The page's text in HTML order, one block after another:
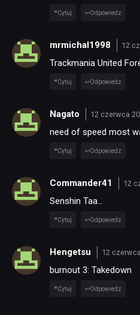
Cytuj Odpowiedz
mrmichal1998 12
Trackmania United
Cytuj Odpowiedz
Nagato 12 czerwca
need of speed most
Cytuj Odpowiedz
Commander41 12
Senshin Taa…
Cytuj Odpowiedz
Hengetsu 12
burnout 3: Takedown
Cytuj Odpowiedz